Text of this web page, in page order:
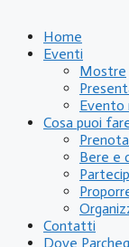
Home
Eventi
Mostre
Evento
Cosa puoi
Bere e
Contatti
Dove